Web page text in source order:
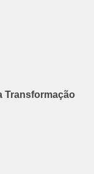
Transformação